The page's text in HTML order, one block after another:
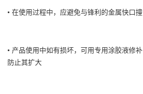
• 在使用过程中，应避免与锋利的金属快口
• 产品使用中如有损坏，可用专用涂胶液修
防止其扩大